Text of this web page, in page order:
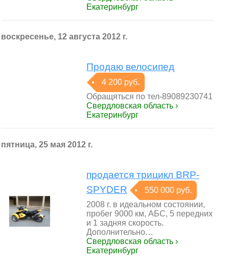
Екатеринбург
воскресенье, 12 августа 2012 г.
Продаю велосипед
4 200 руб.
Обращяться по тел-89089230741
Свердловская область ›
Екатеринбург
пятница, 25 мая 2012 г.
продается трицикл BRP-
SPYDER
550 000 руб.
2008 г. в идеальном состоянии,
пробег 9000 км, АБС, 5 передних
и 1 задняя скорость.
Дополнительно…
Свердловская область ›
Екатеринбург